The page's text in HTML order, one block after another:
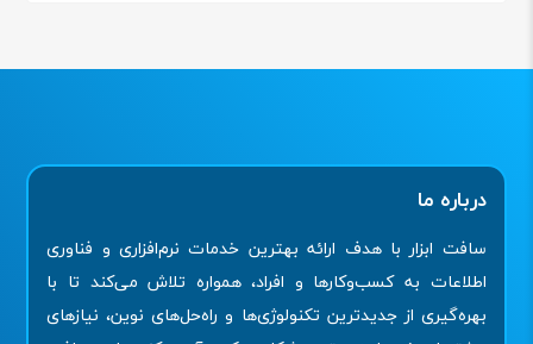
درباره ما
سافت ابزار با هدف ارائه بهترین خدمات نرم‌افزاری و فناوری
اطلاعات به کسب‌وکارها و افراد، همواره تلاش می‌کند تا با
بهره‌گیری از جدیدترین تکنولوژی‌ها و راه‌حل‌های نوین، نیازهای